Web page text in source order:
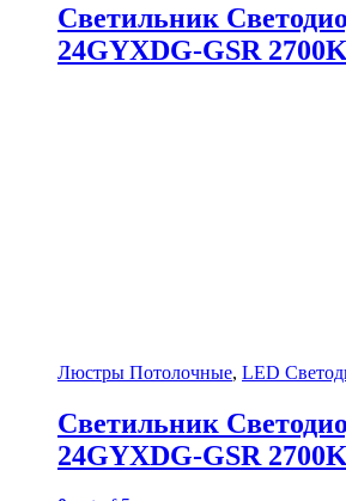
Светильник
24GYXDG-GSR
Люстры Потолочные, LED
Светильник
24GYXDG-GSR